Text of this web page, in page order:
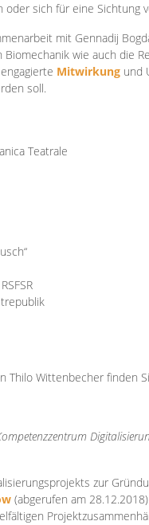
sich für eine Sichtung
mit Gennadij
wie auch die
Mitwirkung und
soll.
Teatrale
Thilo Wittenbecher finden
zur
(abgerufen am